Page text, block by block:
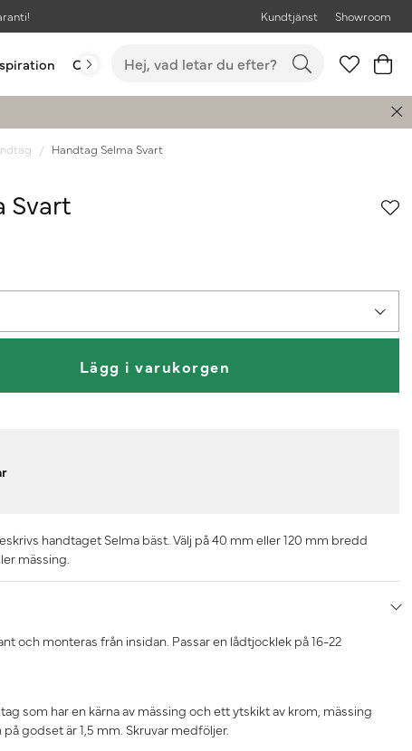
Kundtjänst Showroom
Outlet Bästsäljare
Handtag Selma Svart
Svart
Lägg i varukorgen
handtaget Selma bäst. Välj på 40 mm eller 120 mm bredd
mässing.
och monteras från insidan. Passar en lådtjocklek på 16-22
som har en kärna av mässing och ett ytskikt av krom, mässing
godset är 1,5 mm. Skruvar medföljer.